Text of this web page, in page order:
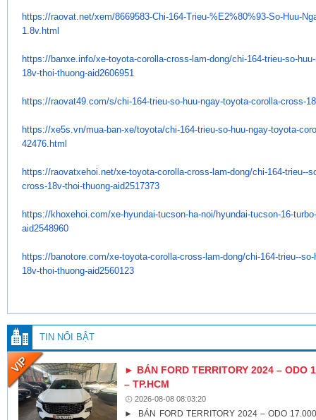
https://raovat.net/xem/8669583-Chi-164-Trieu-%E2%80%93-So-Huu-
1.8v.html
https://banxe.info/xe-toyota-corolla-cross-lam-dong/chi-164-trieu-so-
18v-thoi-thuong-aid2606951
https://raovat49.com/s/chi-164-trieu-so-huu-ngay-toyota-corolla-cross-
https://xe5s.vn/mua-ban-xe/toyota/chi-164-trieu-so-huu-ngay-toyota-
42476.html
https://raovatxehoi.net/xe-toyota-corolla-cross-lam-dong/chi-164-trieu--
cross-18v-thoi-thuong-aid2517373
https://khoxehoi.com/xe-hyundai-tucson-ha-noi/hyundai-tucson-16-
aid2548960
https://banotore.com/xe-toyota-corolla-cross-lam-dong/chi-164-trieu--
18v-thoi-thuong-aid2560123
TIN NỔI BẬT
► BÁN FORD TERRITORY 2024 – ODO
– TP.HCM
2026-08-08 08:03:20
► BÁN FORD TERRITORY 2024 – ODO